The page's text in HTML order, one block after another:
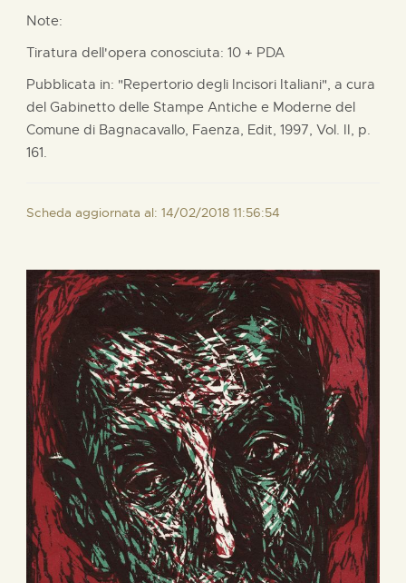
Note:
Tiratura dell'opera conosciuta: 10 + PDA
Pubblicata in: "Repertorio degli Incisori Italiani", a cura
del Gabinetto delle Stampe Antiche e Moderne del
Comune di Bagnacavallo, Faenza, Edit, 1997, Vol. II, p.
161.
Scheda aggiornata al: 14/02/2018 11:56:54